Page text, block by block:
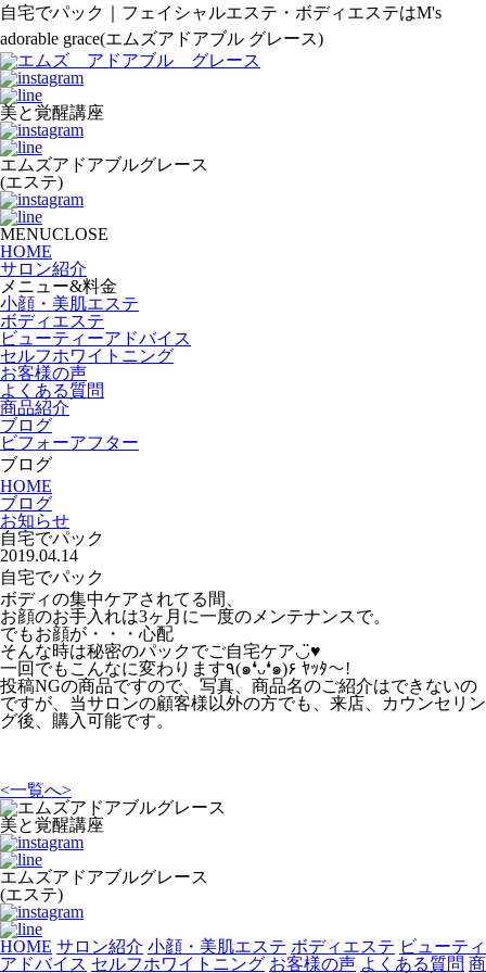
自宅でパック｜フェイシャルエステ・ボディエステはM's
adorable grace(エムズアドアブル グレース)
美と覚醒講座
エムズアドアブルグレース
(エステ)
MENUCLOSE
HOME
サロン紹介
メニュー&料金
小顔・美肌エステ
ボディエステ
ビューティーアドバイス
セルフホワイトニング
お客様の声
よくある質問
商品紹介
ブログ
ビフォーアフター
ブログ
HOME
ブログ
お知らせ
自宅でパック
2019.04.14
自宅でパック
ボディの集中ケアされてる間、
お顔のお手入れは3ヶ月に一度のメンテナンスで。
でもお顔が・・・心配
そんな時は秘密のパックでご自宅ケア◡̈♥︎
一回でもこんなに変わります٩(๑❛ᴗ❛๑)۶ ﾔｯﾀ～!
投稿NGの商品ですので、写真、商品名のご紹介はできないの
ですが、当サロンの顧客様以外の方でも、来店、カウンセリン
グ後、購入可能です。
<一覧へ>
美と覚醒講座
エムズアドアブルグレース
(エステ)
HOME サロン紹介 小顔・美肌エステ ボディエステ ビューティ
アドバイス セルフホワイトニング お客様の声 よくある質問 商